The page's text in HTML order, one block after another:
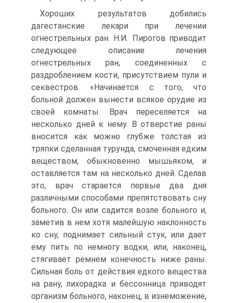
Хороших результатов добились
дагестанские лекари при лечении
огнестрельных ран. Н.И. Пирогов приводит
следующее описание лечения
огнестрельных ран, соединенных с
раздроблением кости, присутствием пули и
секвестров. «Начинается с того, что
больной должен вынести всякое орудие из
своей комнаты. Врач переселяется на
несколько дней к нему. В отверстие раны
вносится как можно глубже толстая из
тряпки сделанная турунда, смоченная едким
веществом, обыкновенно мышьяком, и
оставляется там на несколько дней. Сделав
это, врач старается первые два дня
различными способами препятствовать сну
больного. Он или садится возле больного и,
заметив в нем хотя малейшую наклонность
ко сну, поднимает сильный стук, или дает
ему пить по немногу водки, или, наконец,
стягивает ремнем конечность ниже раны.
Сильная боль от действия едкого вещества
на рану, лихорадка и бессонница приводят
организм больного, наконец, в изнеможение,